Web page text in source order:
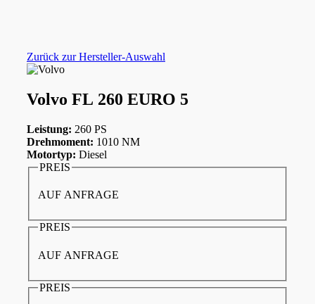
Zurück zur Hersteller-Auswahl
Volvo FL 260 EURO 5
Leistung: 260 PS
Drehmoment: 1010 NM
Motortyp: Diesel
PREIS
AUF ANFRAGE
PREIS
AUF ANFRAGE
PREIS